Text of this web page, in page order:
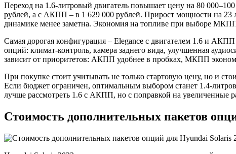
Переход на 1.6-литровый двигатель повышает цену на 80
рублей, а с АКПП – в 1 629 000 рублей. Прирост мощности на 23
динамике менее заметна. Экономия на топливе при выборе
Самая дорогая конфигурация – Elegance с двигателем 1.6 и
опций: климат-контроль, камера заднего вида, улучшенная
зависит от приоритетов: АКПП удобнее в пробках, МКПП
При покупке стоит учитывать не только стартовую цену, но и
Если бюджет ограничен, оптимальным выбором станет 1.4-
лучше рассмотреть 1.6 с АКПП, но с поправкой на увеличенные
Стоимость дополнительных пакетов